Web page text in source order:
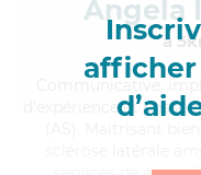
Angela
à
,
d'expérience et